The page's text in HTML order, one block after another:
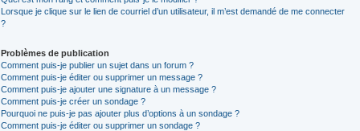
Lorsque je clique sur le lien de courriel d’un utilisateur, il m’est demandé de me connecter
?
Problèmes de publication
Comment puis-je publier un sujet dans un forum ?
Comment puis-je éditer ou supprimer un message ?
Comment puis-je ajouter une signature à un message ?
Comment puis-je créer un sondage ?
Pourquoi ne puis-je pas ajouter plus d’options à un sondage ?
Comment puis-je éditer ou supprimer un sondage ?